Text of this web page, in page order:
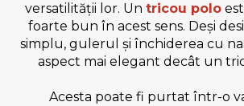
versatilității lor. Un tricou polo
foarte bun în acest sens. Deși
simplu, gulerul și închiderea cu
aspect mai elegant decât un
Acesta poate fi purtat într-o